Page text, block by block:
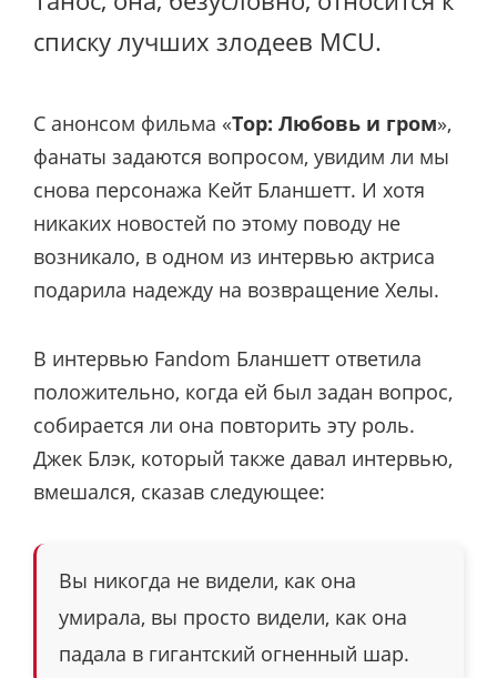
списку лучших злодеев MCU.
С анонсом фильма «Тор: Любовь и гром»,
фанаты задаются вопросом, увидим ли мы
снова персонажа Кейт Бланшетт. И хотя
никаких новостей по этому поводу не
возникало, в одном из интервью актриса
подарила надежду на возвращение Хелы.
В интервью Fandom Бланшетт ответила
положительно, когда ей был задан вопрос,
собирается ли она повторить эту роль.
Джек Блэк, который также давал интервью,
вмешался, сказав следующее:
Вы никогда не видели, как она
умирала, вы просто видели, как она
падала в гигантский огненный шар.